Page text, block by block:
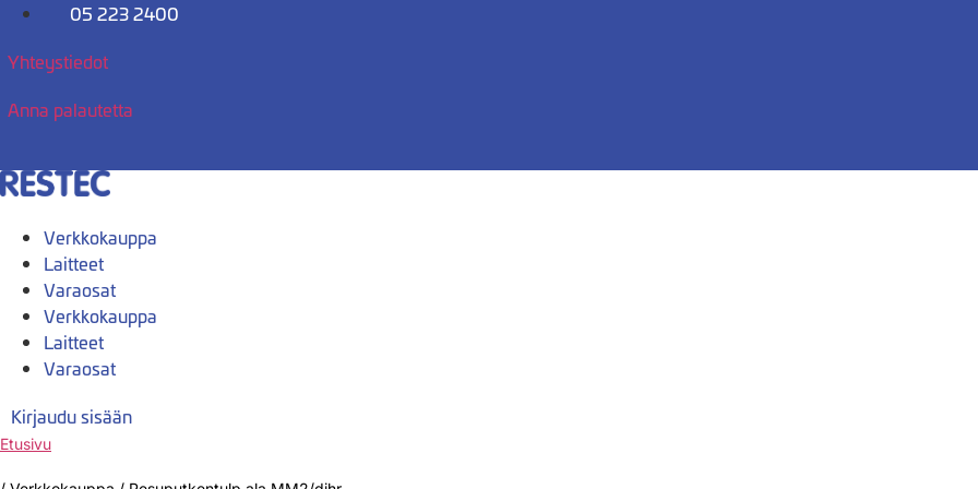
Mene
05 223 2400
Yhteystiedot
Anna palautetta
Verkkokauppa
Laitteet
Varaosat
Verkkokauppa
Laitteet
Varaosat
Kirjaudu sisään
Etusivu